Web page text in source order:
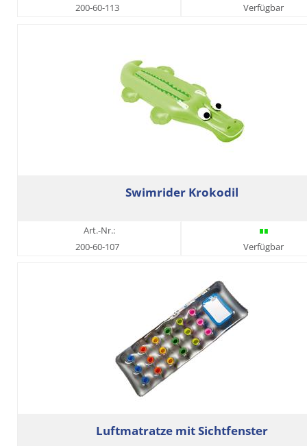
200-60-113
Verfügbar
Swimrider Krokodil
Art.-Nr.:
200-60-107
Verfügbar
Luftmatratze mit Sichtfenster